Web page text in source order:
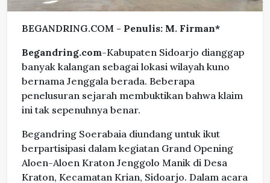
BEGANDRING.COM - Penulis: M. Firman*
Begandring.com-Kabupaten Sidoarjo dianggap
banyak kalangan sebagai lokasi wilayah kuno
bernama Jenggala berada. Beberapa
penelusuran sejarah membuktikan bahwa klaim
ini tak sepenuhnya benar.
Begandring Soerabaia diundang untuk ikut
berpartisipasi dalam kegiatan Grand Opening
Aloen-Aloen Kraton Jenggolo Manik di Desa
Kraton, Kecamatan Krian, Sidoarjo. Dalam acara